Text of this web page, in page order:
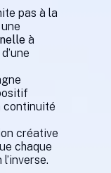
pas à la
à
continuité
créative
chaque